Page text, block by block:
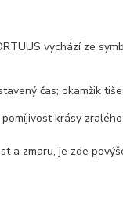
vychází ze
čas; okamžik
krásy
a zmaru, je zde